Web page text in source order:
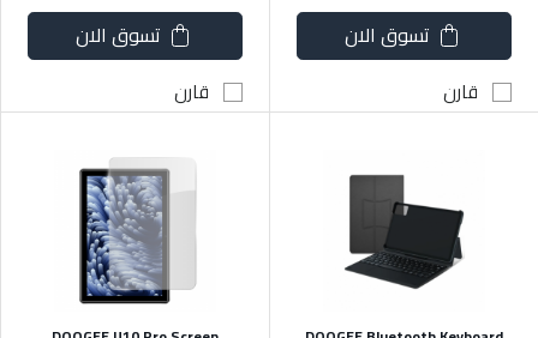
تسوق الان
قارن
تسوق الان
قارن